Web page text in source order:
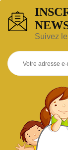
Suivez